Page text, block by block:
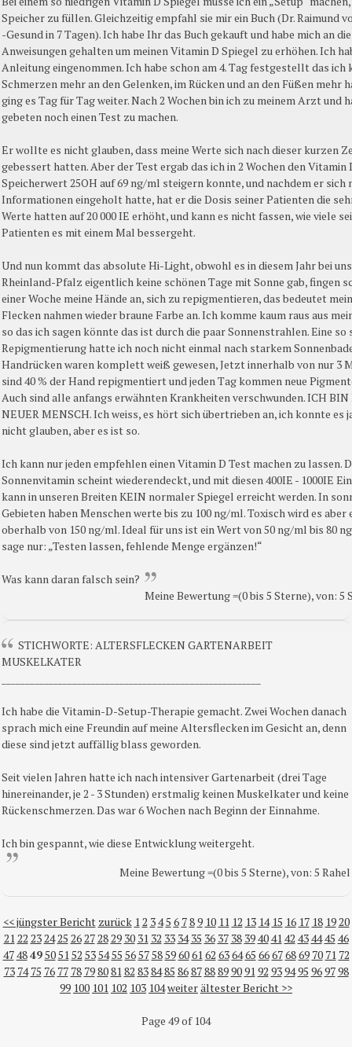
Speicher zu füllen. Gleichzeitig empfahl sie mir ein Buch (Dr. Raimund
-Gesund in 7 Tagen). Ich habe Ihr das Buch gekauft und habe mich an die
Anweisungen gehalten um meinen Vitamin D Spiegel zu erhöhen. Ich
Anleitung eingenommen. Ich habe schon am 4. Tag festgestellt das ich
Schmerzen mehr an den Gelenken, im Rücken und an den Füßen mehr
ging es Tag für Tag weiter. Nach 2 Wochen bin ich zu meinem Arzt und
gebeten noch einen Test zu machen.
Er wollte es nicht glauben, dass meine Werte sich nach dieser kurzen
gebessert hatten. Aber der Test ergab das ich in 2 Wochen den Vitamin
Speicherwert 25OH auf 69 ng/ml steigern konnte, und nachdem er sich
Informationen eingeholt hatte, hat er die Dosis seiner Patienten die
Werte hatten auf 20 000 IE erhöht, und kann es nicht fassen, wie viele
Patienten es mit einem Mal bessergeht.
Und nun kommt das absolute Hi-Light, obwohl es in diesem Jahr bei
Rheinland-Pfalz eigentlich keine schönen Tage mit Sonne gab, fingen
einer Woche meine Hände an, sich zu repigmentieren, das bedeutet
Flecken nahmen wieder braune Farbe an. Ich komme kaum raus aus
so das ich sagen könnte das ist durch die paar Sonnenstrahlen. Eine so
Repigmentierung hatte ich noch nicht einmal nach starkem
Handrücken waren komplett weiß gewesen, Jetzt innerhalb von nur 3
sind 40 % der Hand repigmentiert und jeden Tag kommen neue
Auch sind alle anfangs erwähnten Krankheiten verschwunden. ICH
NEUER MENSCH. Ich weiss, es hört sich übertrieben an, ich konnte es
nicht glauben, aber es ist so.
Ich kann nur jeden empfehlen einen Vitamin D Test machen zu lassen.
Sonnenvitamin scheint wiederendeckt, und mit diesen 400IE - 1000IE
kann in unseren Breiten KEIN normaler Spiegel erreicht werden. In
Gebieten haben Menschen werte bis zu 100 ng/ml. Toxisch wird es aber
oberhalb von 150 ng/ml. Ideal für uns ist ein Wert von 50 ng/ml bis 80
sage nur: „Testen lassen, fehlende Menge ergänzen!“
Was kann daran falsch sein?
Meine Bewertung =(0 bis 5 Sterne), von: 5
STICHWORTE: ALTERSFLECKEN GARTENARBEIT
MUSKELKATER
Ich habe die Vitamin-D-Setup-Therapie gemacht. Zwei Wochen danach
sprach mich eine Freundin auf meine Altersflecken im Gesicht an, denn
diese sind jetzt auffällig blass geworden.
Seit vielen Jahren hatte ich nach intensiver Gartenarbeit (drei Tage
hinereinander, je 2 - 3 Stunden) erstmalig keinen Muskelkater und keine
Rückenschmerzen. Das war 6 Wochen nach Beginn der Einnahme.
Ich bin gespannt, wie diese Entwicklung weitergeht.
Meine Bewertung =(0 bis 5 Sterne), von: 5 Rahel
<< jüngster Bericht zurück 12 345 6 789 10 11 12 13 14 15 16 17 18 1920
2122 232425 26272829 30 31 32 33 34 35 36 37 38 39404142 434445 46
474849505152 535455 56575859606162 636465 66676869 70 71 72
73 74 75 76 77 78 79808182 838485 86878889909192 939495 969798
99 100 101 102 103 104weiterältester Bericht >>
Page 49 of 104